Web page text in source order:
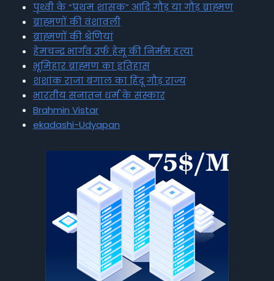
पृथ्वी के “प्रथम शासक” आदि गौड़ या गौड़ ब्राह्मण
ब्राह्मणों की वंशावली
ब्राह्मणों की श्रेणियां
हेमचन्द्र भार्गव उर्फ हेमू की निर्मम हत्या
भूमिहार ब्राह्मण का इतिहास
शशांक राजा बंगाल का हिंदू गौड़ राज्य
भारतीय सनातन धर्म के संस्कार
Brahmin Vistar
ekadashi-Udyapan